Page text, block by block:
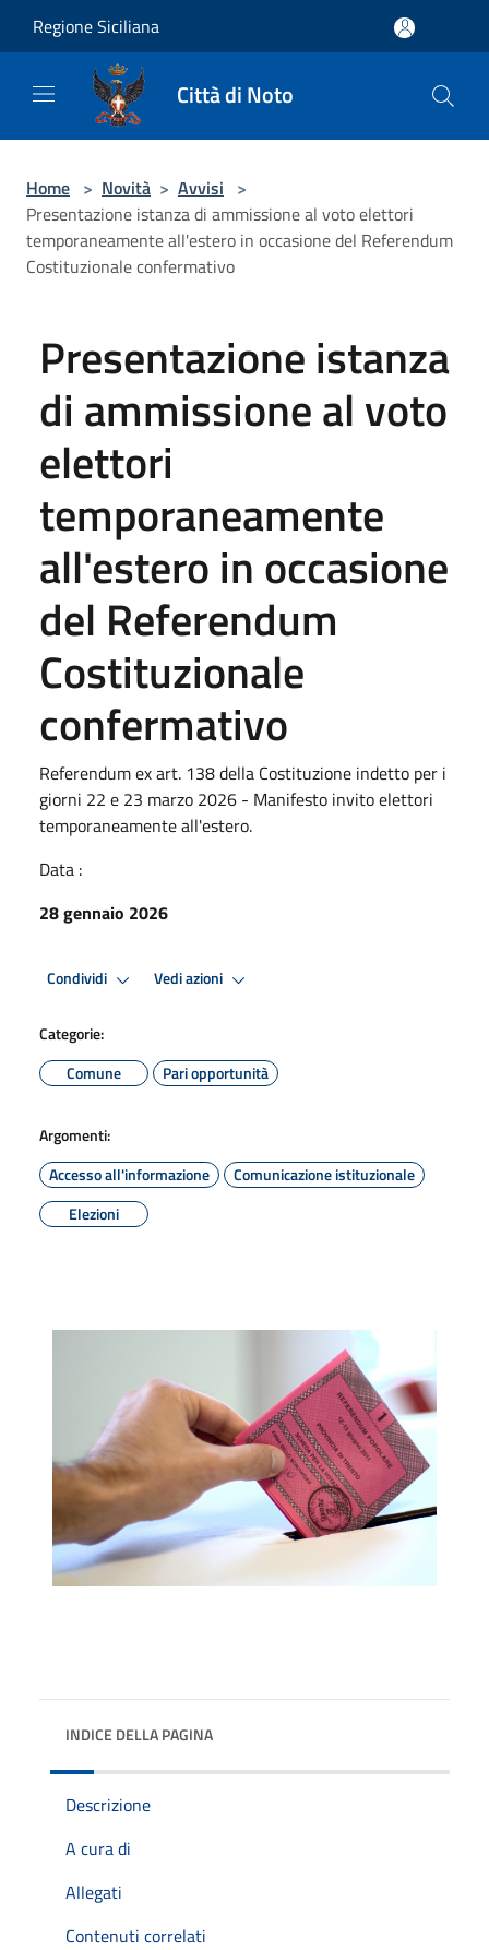
Regione Siciliana
Città di Noto
Home > Novità > Avvisi >
Presentazione istanza di ammissione al voto elettori
temporaneamente all'estero in occasione del Referendum
Costituzionale confermativo
Presentazione istanza
di ammissione al voto
elettori
temporaneamente
all'estero in occasione
del Referendum
Costituzionale
confermativo
Referendum ex art. 138 della Costituzione indetto per i
giorni 22 e 23 marzo 2026 - Manifesto invito elettori
temporaneamente all'estero.
Data :
28 gennaio 2026
Condividi Vedi azioni
Categorie:
Comune
Pari opportunità
Argomenti:
Accesso all'informazione
Comunicazione istituzionale
Elezioni
INDICE DELLA PAGINA
Descrizione
A cura di
Allegati
Contenuti correlati